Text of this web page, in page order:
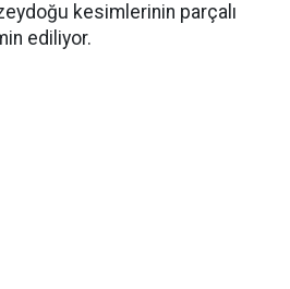
kesimlerinin parçalı
ediliyor.